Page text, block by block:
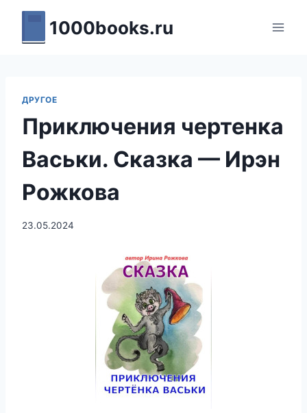
Перейти
содержимому
1000books.ru
ДРУГОЕ
Приключения чертенка
Васьки. Сказка — Ирэн
Рожкова
23.05.2024